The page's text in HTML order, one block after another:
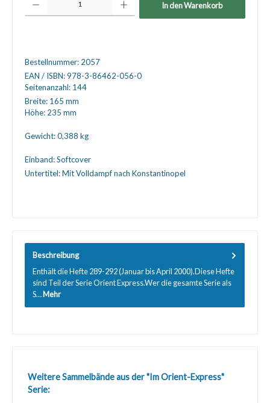
In den Warenkorb
Bestellnummer: 2057
EAN / ISBN:978-3-86462-056-0
Seitenanzahl: 144
Breite: 165 mm
Höhe: 235 mm
Gewicht:0,388 kg
Einband:Softcover
Untertitel:Mit Volldampf nach Konstantinopel
Beschreibung
Enthält die Hefte 289-292 (Januar bis April 2000).Diese Hefte
sind Teil der Serie Orient Express.Wer die gesamte Serie als
S…Mehr
Produktgalerie überspringen
Weitere Sammelbände aus der "Im Orient-Express"
Serie: